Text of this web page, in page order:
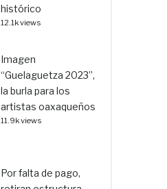
histórico
12.1k views
Imagen
“Guelaguetza 2023”,
la burla para los
artistas oaxaqueños
11.9k views
Por falta de pago,